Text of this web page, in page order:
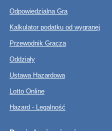
Odpowiedzialna Gra
Kalkulator podatku od wygranej
Przewodnik Gracza
Oddziały
Ustawa Hazardowa
Lotto Online
Hazard - Legalność